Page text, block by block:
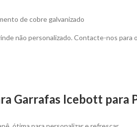
de cobre galvanizado
não personalizado. Contacte-nos
Garrafas Icebott para